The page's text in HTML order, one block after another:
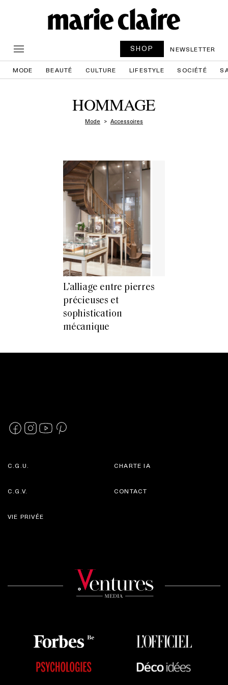
SHOP NEWSLETTER
MODE BEAUTÉ CULTURE LIFESTYLE SOCIÉTÉ
HOMMAGE
Mode Accessoires
L’alliage entre pierres
précieuses et
sophistication
mécanique
C.G.U.
C.G.V.
CHARTE IA
CONTACT
VIE PRIVÉE